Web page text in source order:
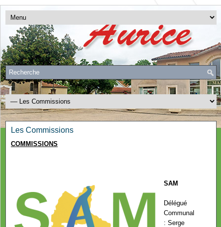
Les Commissions
COMMISSIONS
SAM
Délégué
Communal
: Serge